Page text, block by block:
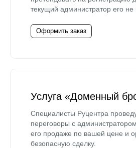
текущий администратор его не
Оформить заказ
Услуга «Доменный
Специалисты Руцентра
переговоры с
его продаже по вашей цене и
безопасную сделку.